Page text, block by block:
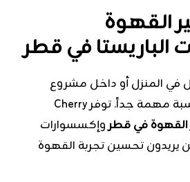
في قطر
أو داخل مشروع
تجاري، الأدوات المناسبة مهمة جداً. توفر Cherry
في قطروإكسسوارات
تحسين تجربة القهوة